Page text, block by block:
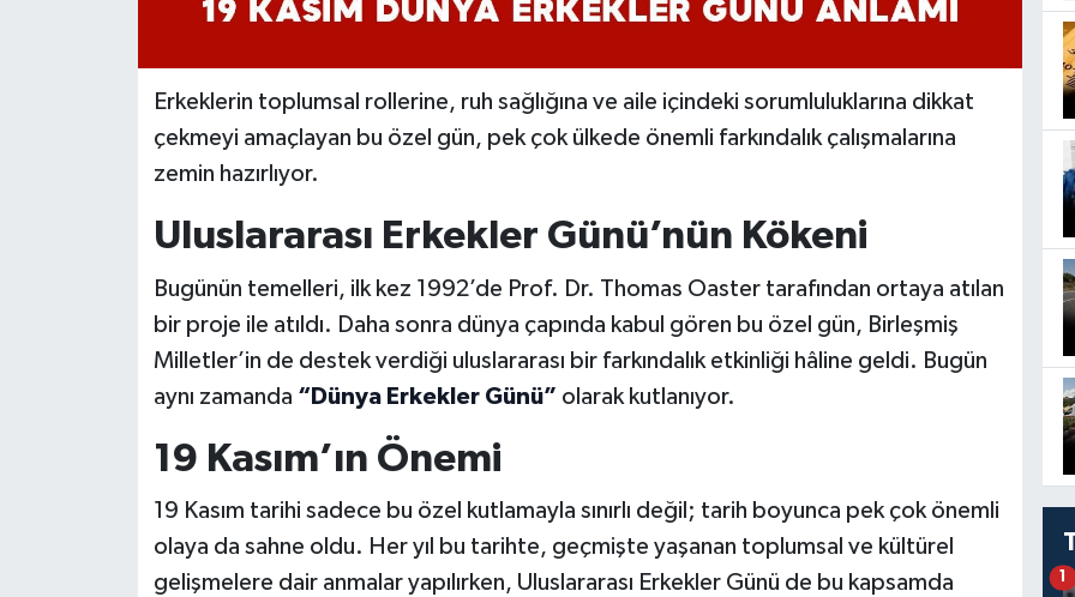
Erkeklerin toplumsal rollerine, ruh sağlığına ve aile içindeki sorumluluklarına dikkat
çekmeyi amaçlayan bu özel gün, pek çok ülkede önemli farkındalık çalışmalarına
zemin hazırlıyor.
Uluslararası Erkekler Günü’nün Kökeni
Bugünün temelleri, ilk kez 1992’de Prof. Dr. Thomas Oaster tarafından ortaya atılan
bir proje ile atıldı. Daha sonra dünya çapında kabul gören bu özel gün, Birleşmiş
Milletler’in de destek verdiği uluslararası bir farkındalık etkinliği hâline geldi. Bugün
aynı zamanda “Dünya Erkekler Günü” olarak kutlanıyor.
19 Kasım’ın Önemi
19 Kasım tarihi sadece bu özel kutlamayla sınırlı değil; tarih boyunca pek çok önemli
olaya da sahne oldu. Her yıl bu tarihte, geçmişte yaşanan toplumsal ve kültürel
gelişmelere dair anmalar yapılırken, Uluslararası Erkekler Günü de bu kapsamda
1